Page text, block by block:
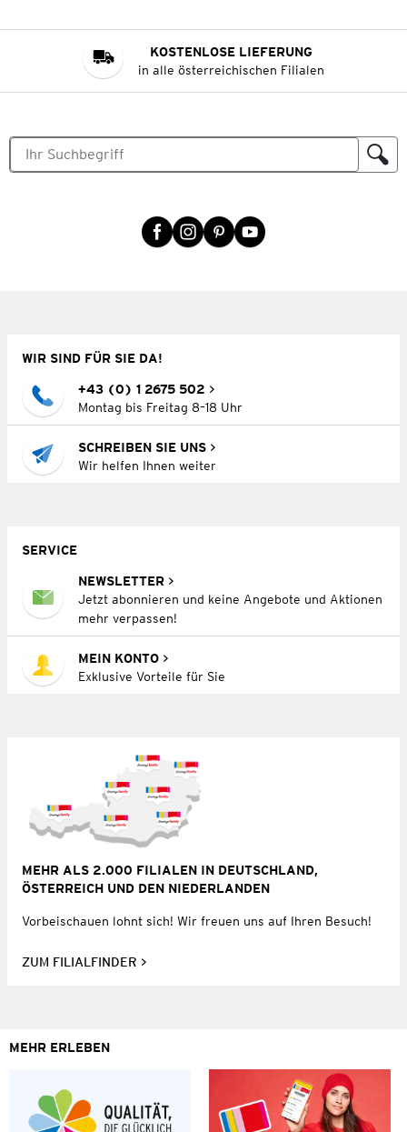
KOSTENLOSE LIEFERUNG
in alle österreichischen Filialen
WIR SIND FÜR SIE DA!
+43 (0) 1 2675 502
Montag bis Freitag 8–18 Uhr
SCHREIBEN SIE UNS
Wir helfen Ihnen weiter
SERVICE
NEWSLETTER
Jetzt abonnieren und keine Angebote und Aktionen
mehr verpassen!
MEIN KONTO
Exklusive Vorteile für Sie
MEHR ALS 2.000 FILIALEN IN DEUTSCHLAND,
ÖSTERREICH UND DEN NIEDERLANDEN
Vorbeischauen lohnt sich! Wir freuen uns auf Ihren Besuch!
ZUM FILIALFINDER
MEHR ERLEBEN